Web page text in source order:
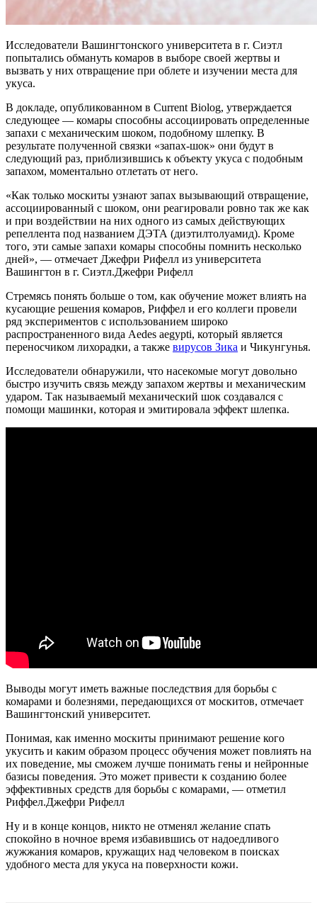
Исследователи Вашингтонского университета в г. Сиэтл
попытались обмануть комаров в выборе своей жертвы и
вызвать у них отвращение при облете и изучении места для
укуса.
В докладе, опубликованном в Current Biolog, утверждается
следующее — комары способны ассоциировать определенные
запахи с механическим шоком, подобному шлепку. В
результате полученной связки «запах-шок» они будут в
следующий раз, приблизившись к объекту укуса с подобным
запахом, моментально отлетать от него.
«Как только москиты узнают запах вызывающий отвращение,
ассоциированный с шоком, они реагировали ровно так же как
и при воздействии на них одного из самых действующих
репеллента под названием ДЭТА (диэтилтолуамид). Кроме
того, эти самые запахи комары способны помнить несколько
дней», — отмечает Джефри Рифелл из университета
Вашингтон в г. Сиэтл.Джефри Рифелл
Стремясь понять больше о том, как обучение может влиять на
кусающие решения комаров, Риффел и его коллеги провели
ряд экспериментов с использованием широко
распространенного вида Aedes aegypti, который является
переносчиком лихорадки, а также вирусов Зика и Чикунгунья.
Исследователи обнаружили, что насекомые могут довольно
быстро изучить связь между запахом жертвы и механическим
ударом. Так называемый механический шок создавался с
помощи машинки, которая и эмитировала эффект шлепка.
Выводы могут иметь важные последствия для борьбы с
комарами и болезнями, передающихся от москитов, отмечает
Вашингтонский университет.
Понимая, как именно москиты принимают решение кого
укусить и каким образом процесс обучения может повлиять на
их поведение, мы сможем лучше понимать гены и нейронные
базисы поведения. Это может привести к созданию более
эффективных средств для борьбы с комарами, — отметил
Риффел.Джефри Рифелл
Ну и в конце концов, никто не отменял желание спать
спокойно в ночное время избавившись от надоедливого
жужжания комаров, кружащих над человеком в поисках
удобного места для укуса на поверхности кожи.